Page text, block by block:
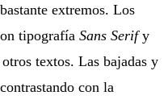
extremos. Los
tipografía Sans Serify
textos. Las bajadas y
con la